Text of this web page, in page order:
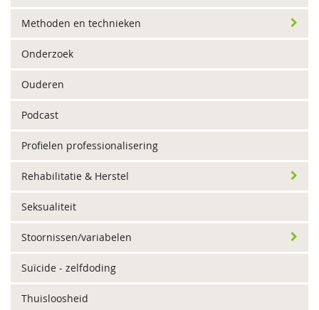
Methoden en technieken
Onderzoek
Ouderen
Podcast
Profielen professionalisering
Rehabilitatie & Herstel
Seksualiteit
Stoornissen/variabelen
Suïcide - zelfdoding
Thuisloosheid